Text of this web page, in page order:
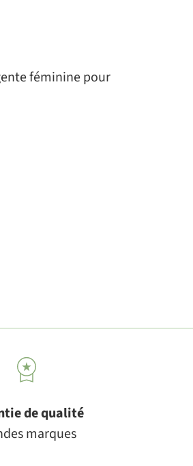
féminine pour
de qualité
marques